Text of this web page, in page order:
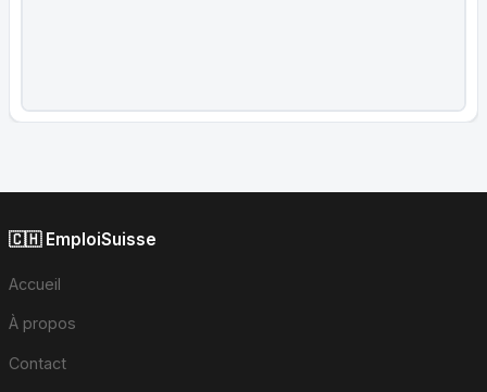
🇨🇭 EmploiSuisse
Accueil
À propos
Contact